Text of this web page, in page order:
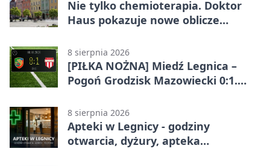
Nie tylko chemioterapia. Doktor
Haus pokazuje nowe oblicze
8 sierpnia 2026
[PIŁKA NOŻNA] Miedź Legnica –
Pogoń Grodzisk Mazowiecki 0:1.
meczu w Legnicy
8 sierpnia 2026
Apteki w Legnicy - godziny
otwarcia, dyżury, apteka